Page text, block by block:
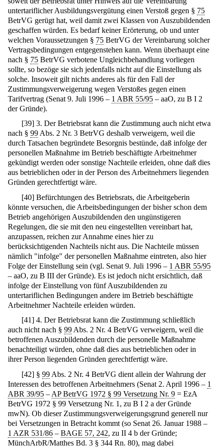
untertariflicher Ausbildungsvergütung einen Verstoß gegen § 75
BetrVG gerügt hat, weil damit zwei Klassen von Auszubildenden
geschaffen würden. Es bedarf keiner Erörterung, ob und unter
welchen Voraussetzungen § 75 BetrVG der Vereinbarung solcher
Vertragsbedingungen entgegenstehen kann. Wenn überhaupt eine
nach § 75 BetrVG verbotene Ungleichbehandlung vorliegen
sollte, so bezöge sie sich jedenfalls nicht auf die Einstellung als
solche. Insoweit gilt nichts anderes als für den Fall der
Zustimmungsverweigerung wegen Verstoßes gegen einen
Tarifvertrag (Senat 9. Juli 1996 – 1 ABR 55/95 – aaO, zu B I 2
der Gründe).
[39] 3. Der Betriebsrat kann die Zustimmung auch nicht etwa
nach § 99 Abs. 2 Nr. 3 BetrVG deshalb verweigern, weil die
durch Tatsachen begründete Besorgnis bestünde, daß infolge der
personellen Maßnahme im Betrieb beschäftigte Arbeitnehmer
gekündigt werden oder sonstige Nachteile erleiden, ohne daß dies
aus betrieblichen oder in der Person des Arbeitnehmers liegenden
Gründen gerechtfertigt wäre.
[40] Befürchtungen des Betriebsrats, die Arbeitgeberin
könnte versuchen, die Arbeitsbedingungen der bisher schon dem
Betrieb angehörigen Auszubildenden den ungünstigeren
Regelungen, die sie mit den neu eingestellten vereinbart hat,
anzupassen, reichen zur Annahme eines hier zu
berücksichtigenden Nachteils nicht aus. Die Nachteile müssen
nämlich "infolge" der personellen Maßnahme eintreten, also hier
Folge der Einstellung sein (vgl. Senat 9. Juli 1996 – 1 ABR 55/95
– aaO, zu B III der Gründe). Es ist jedoch nicht ersichtlich, daß
infolge der Einstellung von fünf Auszubildenden zu
untertariflichen Bedingungen andere im Betrieb beschäftigte
Arbeitnehmer Nachteile erleiden würden.
[41] 4. Der Betriebsrat kann die Zustimmung schließlich
auch nicht nach § 99 Abs. 2 Nr. 4 BetrVG verweigern, weil die
betroffenen Auszubildenden durch die personelle Maßnahme
benachteiligt würden, ohne daß dies aus betrieblichen oder in
ihrer Person liegenden Gründen gerechtfertigt wäre.
[42] §99 Abs. 2 Nr. 4 BetrVG dient allein der Wahrung der
Interessen des betroffenen Arbeitnehmers (Senat 2. April 1996 – 1
ABR 39/95 – AP BetrVG 1972 § 99 Versetzung Nr. 9 = EzA
BetrVG 1972 § 99 Versetzung Nr. 1, zu B I 2 a der Gründe
mwN). Ob dieser Zustimmungsverweigerungsgrund generell nur
bei Versetzungen in Betracht kommt (so Senat 26. Januar 1988 –
1 AZR 531/86 – BAGE 57, 242, zu II 4 b der Gründe;
MünchArbR/Matthes Bd. 3 § 344 Rn. 80), mag dabei